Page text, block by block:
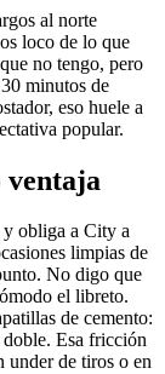
al norte
loco de lo que
no tengo, pero
minutos de
eso huele a
popular.
ventaja
obliga a City a
limpias de
No digo que
el libreto.
de cemento:
doble. Esa fricción
under de tiros o en